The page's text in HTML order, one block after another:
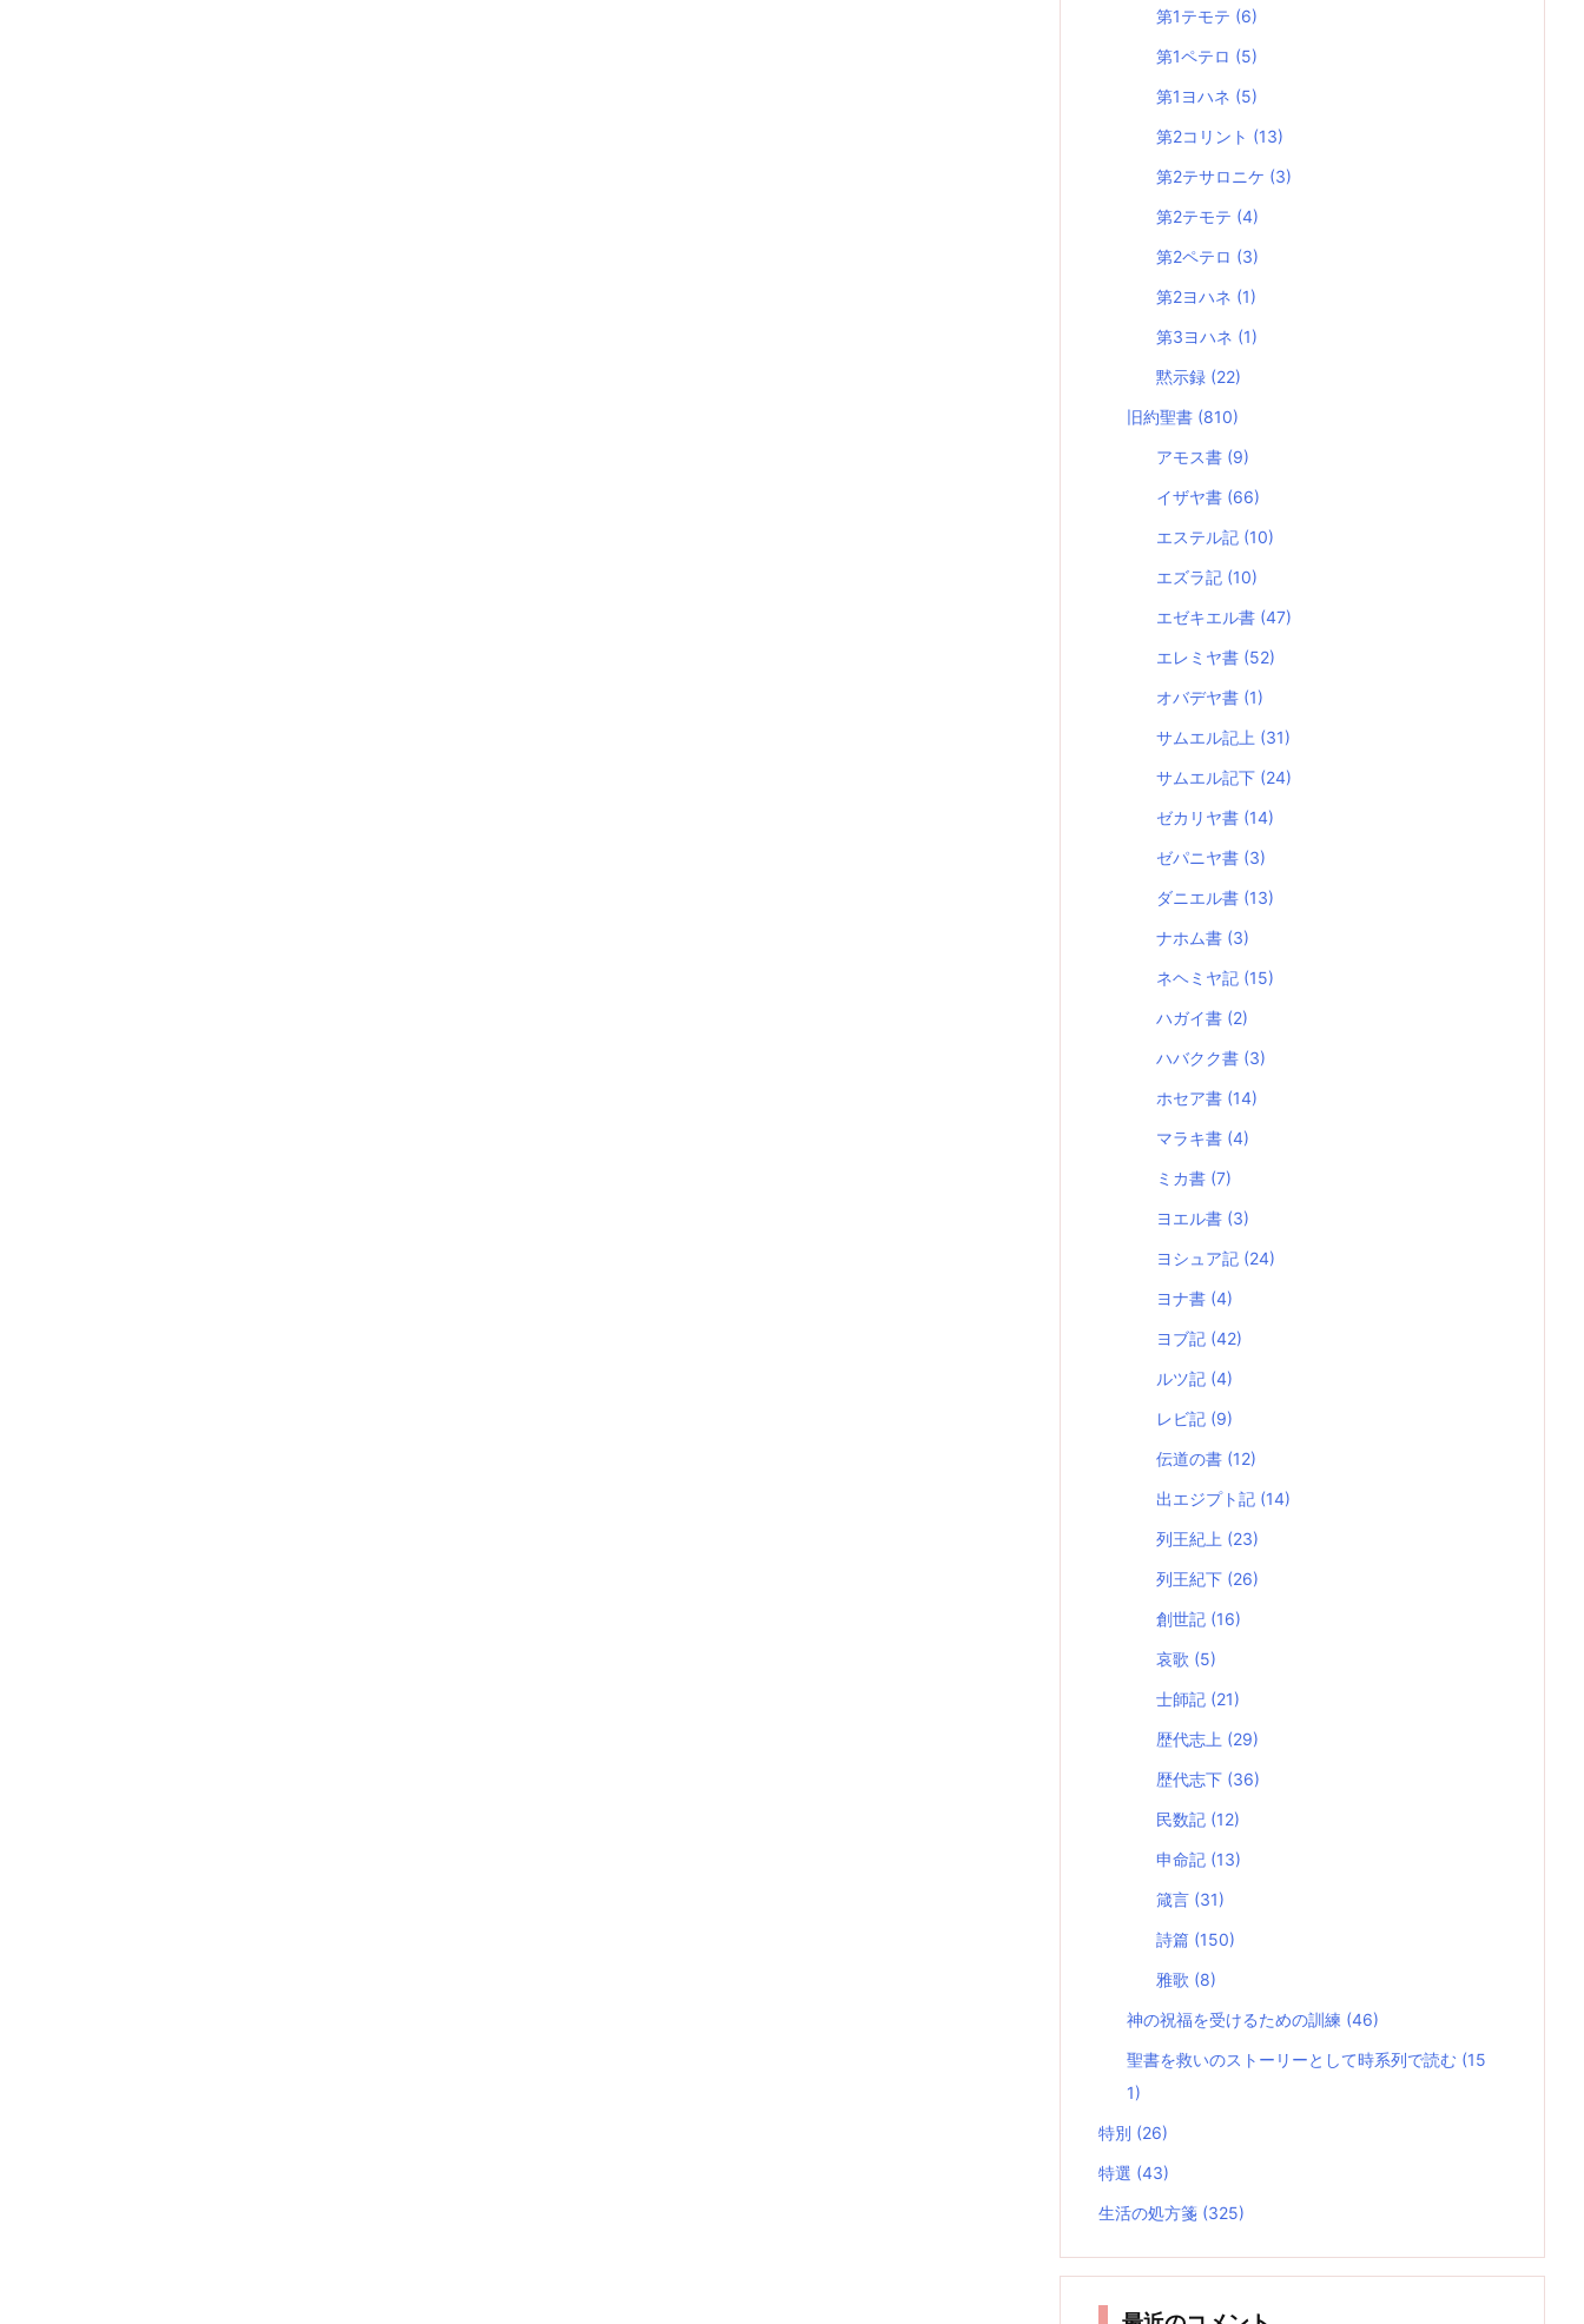
第1テモテ (6)
第1ペテロ (5)
第1ヨハネ (5)
第2コリント (13)
第2テサロニケ (3)
第2テモテ (4)
第2ペテロ (3)
第2ヨハネ (1)
第3ヨハネ (1)
黙示録 (22)
旧約聖書 (810)
アモス書 (9)
イザヤ書 (66)
エステル記 (10)
エズラ記 (10)
エゼキエル書 (47)
エレミヤ書 (52)
オバデヤ書 (1)
サムエル記上 (31)
サムエル記下 (24)
ゼカリヤ書 (14)
ゼパニヤ書 (3)
ダニエル書 (13)
ナホム書 (3)
ネヘミヤ記 (15)
ハガイ書 (2)
ハバクク書 (3)
ホセア書 (14)
マラキ書 (4)
ミカ書 (7)
ヨエル書 (3)
ヨシュア記 (24)
ヨナ書 (4)
ヨブ記 (42)
ルツ記 (4)
レビ記 (9)
伝道の書 (12)
出エジプト記 (14)
列王紀上 (23)
列王紀下 (26)
創世記 (16)
哀歌 (5)
士師記 (21)
歴代志上 (29)
歴代志下 (36)
民数記 (12)
申命記 (13)
箴言 (31)
詩篇 (150)
雅歌 (8)
神の祝福を受けるための訓練 (46)
聖書を救いのストーリーとして時系列で読む (15
1)
特別 (26)
特選 (43)
生活の処方箋 (325)